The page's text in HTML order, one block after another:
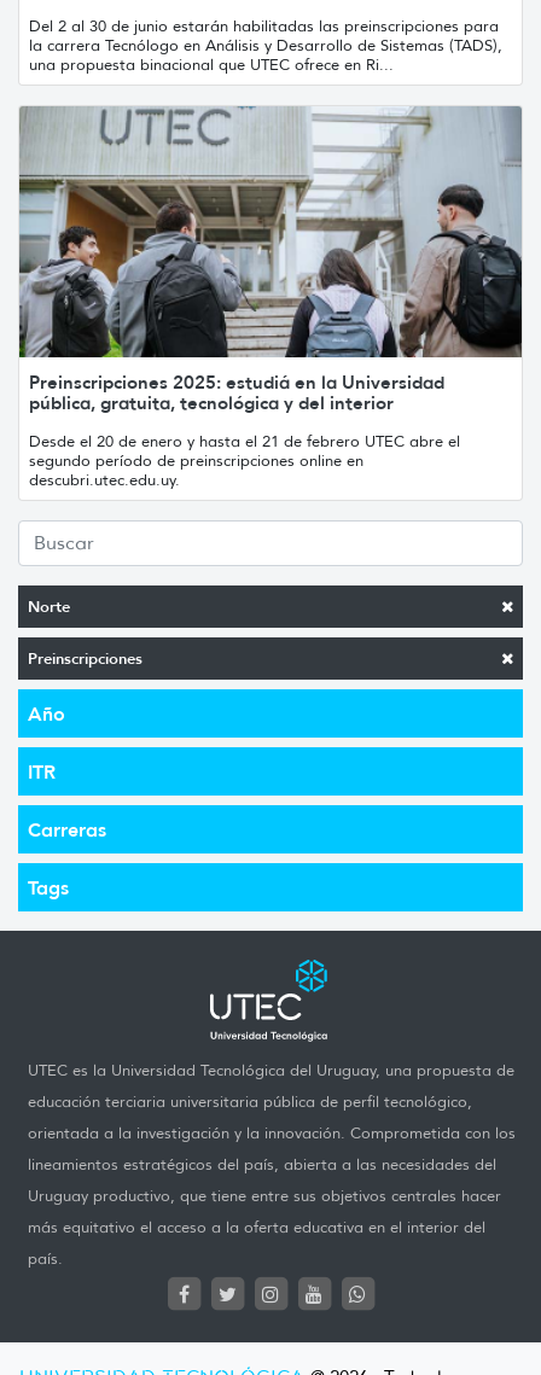
Norte
Preinscripciones
Año
ITR
Carreras
Tags
Del 2 al 30 de junio estarán habilitadas las preinscripciones para
la carrera Tecnólogo en Análisis y Desarrollo de Sistemas (TADS),
una propuesta binacional que UTEC ofrece en Ri...
Preinscripciones 2025: estudiá en la Universidad
pública, gratuita, tecnológica y del interior
Desde el 20 de enero y hasta el 21 de febrero UTEC abre el
segundo período de preinscripciones online en
descubri.utec.edu.uy.
UTEC es la Universidad Tecnológica del Uruguay, una propuesta de
educación terciaria universitaria pública de perfil tecnológico,
orientada a la investigación y la innovación. Comprometida con los
lineamientos estratégicos del país, abierta a las necesidades del
Uruguay productivo, que tiene entre sus objetivos centrales hacer
más equitativo el acceso a la oferta educativa en el interior del
país.